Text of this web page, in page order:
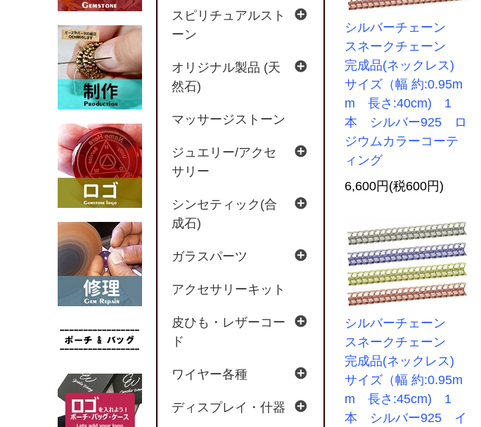
シルバーチェーン
スネークチェーン
完成品(ネックレス)
サイズ（幅 約:0.95m
m 長さ:40cm) 1
本 シルバー925 ロ
ジウムカラーコーテ
ィング
6,600円(税600円)
シルバーチェーン
スネークチェーン
完成品(ネックレス)
サイズ（幅 約:0.95m
m 長さ:45cm) 1
本 シルバー925 イ
スピリチュアルスト
ーン
オリジナル製品 (天
然石)
マッサージストーン
ジュエリー/アクセ
サリー
シンセティック(合
成石)
ガラスパーツ
アクセサリーキット
皮ひも・レザーコー
ド
ワイヤー各種
ディスプレイ・什器